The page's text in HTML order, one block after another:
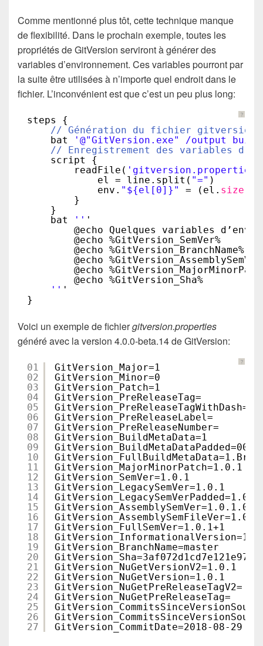
Comme mentionné plus tôt, cette technique manque
de flexibilité. Dans le prochain exemple, toutes les
propriétés de GitVersion serviront à générer des
variables d’environnement. Ces variables pourront par
la suite être utilisées à n’importe quel endroit dans le
fichier. L’inconvénient est que c’est un peu plus long:
?
steps {
// Génération du fichier
bat
'@"GitVersion.exe" /output
// Enregistrement des variables
script {
readFile( 'gitversion.properties'
el = line.split( "=" )
env. "${el[0]}" = (el. size
}
}
bat
'' '
@echo Quelques variables
@echo %GitVersion_SemVer%
@echo %GitVersion_BranchName%
@echo
@echo
@echo %GitVersion_Sha%
'' '
}
Voici un exemple de fichiergitversion.properties
généré avec la version 4.0.0-beta.14 de GitVersion:
?
01
02
03
04
05
06
07
08
09
10
11
12
13
14
15
16
17
18
19
20
21
22
23
24
25
26
27
GitVersion_Major=1
GitVersion_Minor=0
GitVersion_Patch=1
GitVersion_PreReleaseTag=
GitVersion_PreReleaseTagWithDash=
GitVersion_PreReleaseLabel=
GitVersion_PreReleaseNumber=
GitVersion_BuildMetaData=1
GitVersion_BuildMetaDataPadded=0001
GitVersion_MajorMinorPatch=1.0.1
GitVersion_SemVer=1.0.1
GitVersion_LegacySemVer=1.0.1
GitVersion_LegacySemVerPadded=1.0.1
GitVersion_AssemblySemVer=1.0.1.0
GitVersion_FullSemVer=1.0.1+1
GitVersion_BranchName=master
GitVersion_NuGetVersionV2=1.0.1
GitVersion_NuGetVersion=1.0.1
GitVersion_NuGetPreReleaseTagV2=
GitVersion_NuGetPreReleaseTag=
GitVersion_CommitDate=2018-08-29